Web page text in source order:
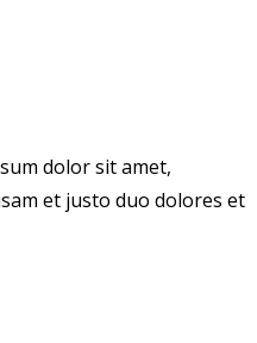
dolor sit amet,
et justo duo dolores et